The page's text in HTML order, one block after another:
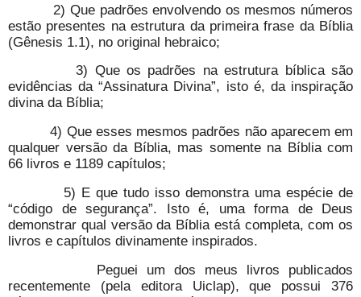
2) Que padrões envolvendo os mesmos números
estão presentes na estrutura da primeira frase da Bíblia
(Gênesis 1.1), no original hebraico;
3) Que os padrões na estrutura bíblica são
evidências da “Assinatura Divina”, isto é, da inspiração
divina da Bíblia;
4) Que esses mesmos padrões não aparecem em
qualquer versão da Bíblia, mas somente na Bíblia com
66 livros e 1189 capítulos;
5) E que tudo isso demonstra uma espécie de
“código de segurança”. Isto é, uma forma de Deus
demonstrar qual versão da Bíblia está completa, com os
livros e capítulos divinamente inspirados.
Peguei um dos meus livros publicados
recentemente (pela editora Uiclap), que possui 376